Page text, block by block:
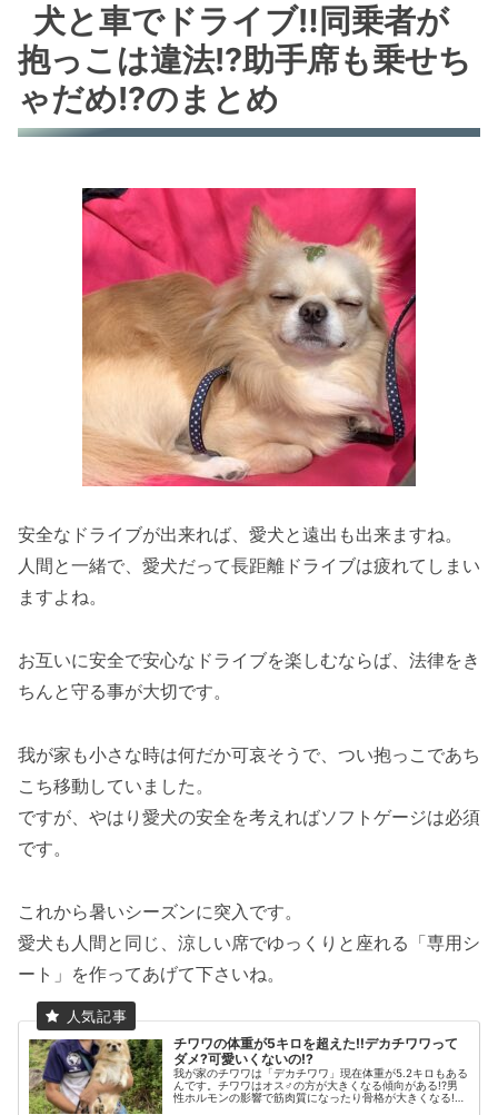
犬と車でドライブ‼同乗者が
抱っこは違法!?助手席も乗せち
ゃだめ!?のまとめ
安全なドライブが出来れば、愛犬と遠出も出来ますね。
人間と一緒で、愛犬だって長距離ドライブは疲れてしまい
ますよね。
お互いに安全で安心なドライブを楽しむならば、法律をき
ちんと守る事が大切です。
我が家も小さな時は何だか可哀そうで、つい抱っこであち
こち移動していました。
ですが、やはり愛犬の安全を考えればソフトゲージは必須
です。
これから暑いシーズンに突入です。
愛犬も人間と同じ、涼しい席でゆっくりと座れる「専用シ
ート」を作ってあげて下さいね。
チワワの体重が5キロを超えた‼デカチワワって
ダメ?可愛いくないの!?
我が家のチワワは「デカチワワ」現在体重が5.2キロもある
んです。チワワはオス♂の方が大きくなる傾向がある!?男
性ホルモンの影響で筋肉質になったり骨格が大きくなる!?